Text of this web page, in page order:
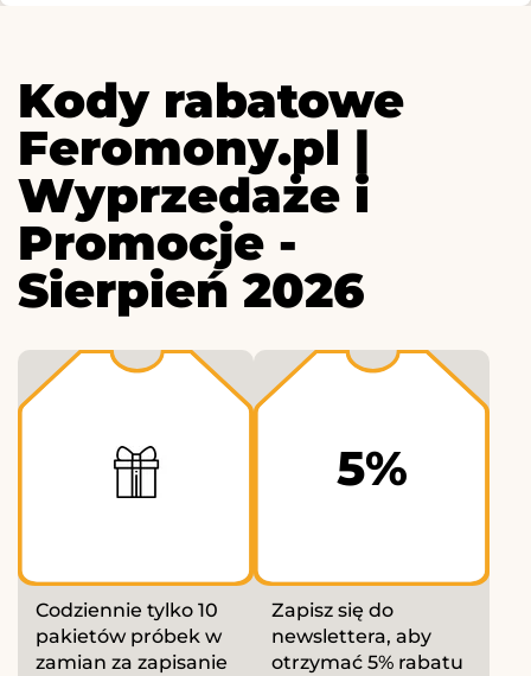
Kody rabatowe
Feromony.pl |
Wyprzedaże i
Promocje -
Sierpień 2026
Codziennie tylko 10
pakietów próbek w
zamian za zapisanie
5%
Zapisz się do
newslettera, aby
otrzymać 5% rabatu